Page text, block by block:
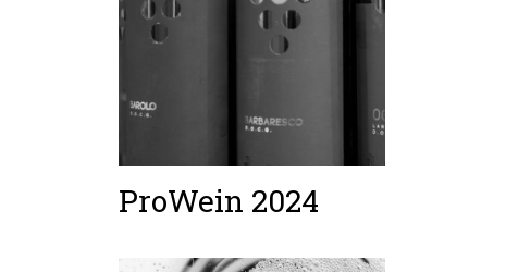
ProWein 2024